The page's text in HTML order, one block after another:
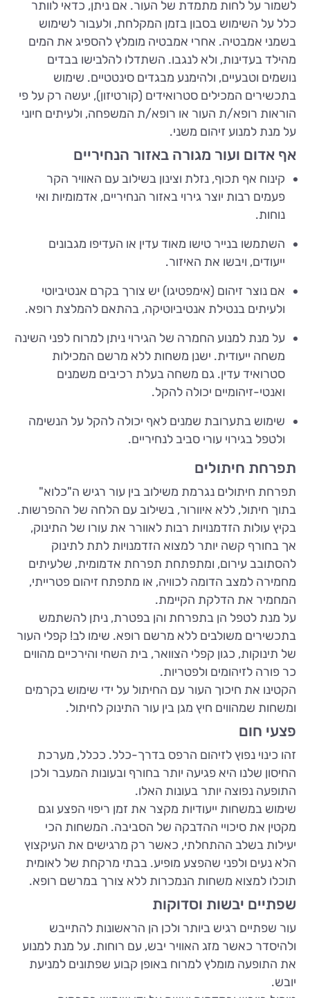
לשמור על לחות מתמדת של העור. אם ניתן, כדאי לוותר
כלל על השימוש בסבון בזמן המקלחת, ולעבור לשימוש
בשמני אמבטיה. אחרי אמבטיה מומלץ להספיג את המים
מהילד בעדינות, ולא לנגבו. השתדלו להלבישו בבדים
נושמים וטבעיים, ולהימנע מבגדים סינטטיים. שימוש
בתכשירים המכילים סטרואידים (קורטיזון), יעשה רק על פי
הוראות רופא/ת העור או רופא/ת המשפחה, ולעיתים חיוני
על מנת למנוע זיהום משני.
אף אדום ועור מגורה באזור הנחיריים
קינוח אף תכוף, נזלת וצינון בשילוב עם האוויר הקר
פעמים רבות יוצר גירוי באזור הנחיריים, אדמומיות ואי
נוחות.
השתמשו בנייר טישו מאוד עדין או העדיפו מגבונים
ייעודים, ויבשו את האיזור.
אם נוצר זיהום (אימפטיגו) יש צורך בקרם אנטיביוטי
ולעיתים בנטילת אנטיביוטיקה, בהתאם להמלצת רופא.
על מנת למנוע החמרה של הגירוי ניתן למרוח לפני השינה
משחה ייעודית. ישנן משחות ללא מרשם המכילות
סטרואיד עדין. גם משחה בעלת רכיבים משמנים
ואנטי-זיהומיים יכולה להקל.
שימוש בתערובת שמנים לאף יכולה להקל על הנשימה
ולטפל בגירוי עורי סביב לנחיריים.
תפרחת חיתולים
תפרחת חיתולים נגרמת משילוב בין עור רגיש ה"כלוא"
בתוך חיתול, ללא איוורור, בשילוב עם הלחה של ההפרשות.
בקיץ עולות הזדמנויות רבות לאוורר את עורו של התינוק,
אך בחורף קשה יותר למצוא הזדמנויות לתת לתינוק
להסתובב עירום, ומתפתחת תפרחת אדמומית, שלעיתים
מחמירה למצב הדומה לכוויה, או מתפתח זיהום פטרייתי,
המחמיר את הדלקת הקיימת.
על מנת לטפל הן בתפרחת והן בפטרת, ניתן להשתמש
בתכשירים משולבים ללא מרשם רופא. שימו לב! קפלי העור
של תינוקות, כגון קפלי הצוואר, בית השחי והירכיים מהווים
כר פורה לזיהומים ולפטריות.
הקטינו את חיכוך העור עם החיתול על ידי שימוש בקרמים
ומשחות שמהווים חיץ מגן בין עור התינוק לחיתול.
פצעי חום
זהו כינוי נפוץ לזיהום הרפס בדרך-כלל. ככלל, מערכת
החיסון שלנו היא פגיעה יותר בחורף ובעונות המעבר ולכן
התופעה נפוצה יותר בעונות האלו.
שימוש במשחות ייעודיות מקצר את זמן ריפוי הפצע וגם
מקטין את סיכויי ההדבקה של הסביבה. המשחות הכי
יעילות בשלב ההתחלתי, כאשר רק מרגישים את העיקצוץ
הלא נעים ולפני שהפצע מופיע. בבתי מרקחת של לאומית
תוכלו למצוא משחות הנמכרות ללא צורך במרשם רופא.
שפתיים יבשות וסדוקות
עור שפתיים רגיש ביותר ולכן הן הראשונות להתייבש
ולהיסדר כאשר מזג האוויר יבש, עם רוחות. על מנת למנוע
את התופעה מומלץ למרוח באופן קבוע שפתונים למניעת
יובש.